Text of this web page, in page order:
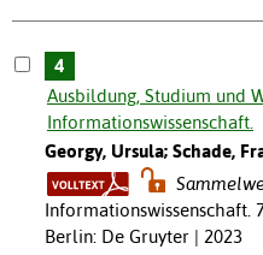
4
Ausbildung, Studium und
Informationswissenschaft.
Georgy, Ursula; Schade,
Informationswissenschaft.
Berlin: De Gruyter | 2023